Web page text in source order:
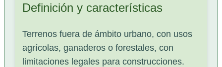
Definición y características
Terrenos fuera de ámbito urbano, con usos
agrícolas, ganaderos o forestales, con
limitaciones legales para construcciones.